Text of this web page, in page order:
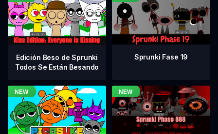
Edición Beso de Sprunki
Todos Se Están Besando
Sprunki Fase 19